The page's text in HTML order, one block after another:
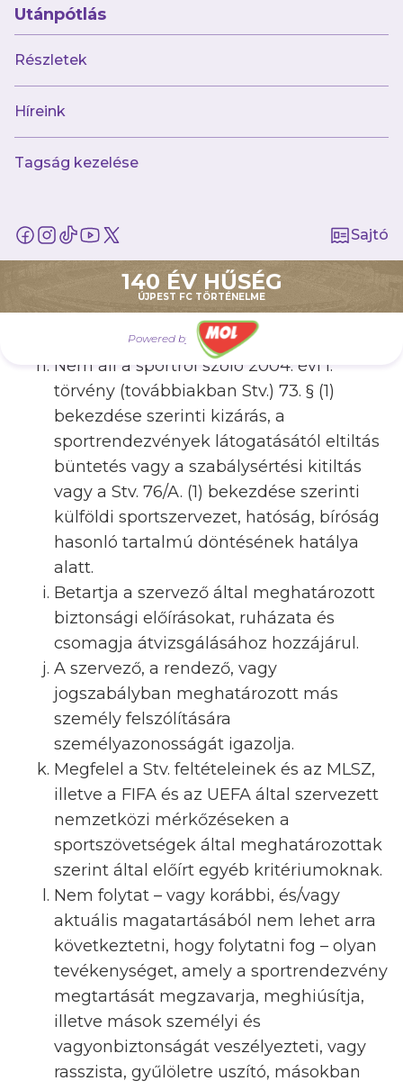
Utánpótlás
Részletek
Híreink
Tagság kezelése
Sajtó
140 ÉV HŰSÉG
ÚJPEST FC TÖRTÉNELME
Powered by
vagy politikai vélemény kifejezésére
alkalmas eszközt, uszító feliratot, zászlót
vagy jogszabály által tiltott önkényuralmi
jelképet.
Nem tart magánál 20cmx20cmx30cm-
nél nagyobb táskát, illetve professzionális
kép- vagy hangfelvétel készítésére, vagy
flakont, spray-t, vagy bármilyen
folyadékot, továbbá – a klub engedélye
nélkül - dobot, trombitát, hangszórót,
vagy egyéb hangkeltésre alkalmas
Nem áll a sportról szóló 2004. évi I.
törvény (továbbiakban Stv.) 73. § (1)
bekezdése szerinti kizárás, a
sportrendezvények látogatásától eltiltás
büntetés vagy a szabálysértési kitiltás
vagy a Stv. 76/A. (1) bekezdése szerinti
külföldi sportszervezet, hatóság, bíróság
hasonló tartalmú döntésének hatálya
alatt.
Betartja a szervező által meghatározott
biztonsági előírásokat, ruházata és
csomagja átvizsgálásához hozzájárul.
A szervező, a rendező, vagy
jogszabályban meghatározott más
személy felszólítására
személyazonosságát igazolja.
Megfelel a Stv. feltételeinek és az MLSZ,
illetve a FIFA és az UEFA által szervezett
nemzetközi mérkőzéseken a
sportszövetségek által meghatározottak
szerint által előírt egyéb kritériumoknak.
Nem folytat – vagy korábbi, és/vagy
aktuális magatartásából nem lehet arra
következtetni, hogy folytatni fog – olyan
tevékenységet, amely a sportrendezvény
megtartását megzavarja, meghiúsítja,
illetve mások személyi és
vagyonbiztonságát veszélyezteti, vagy
rasszista, gyűlöletre uszító, másokban